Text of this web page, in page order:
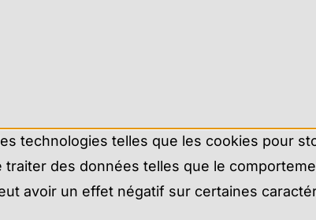
technologies telles que les cookies pour
des données telles que le
avoir un effet négatif sur certaines